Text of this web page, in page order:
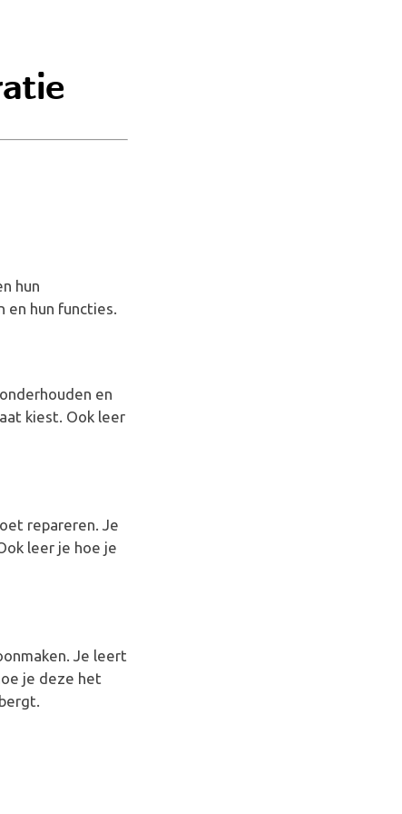
hun
en hun functies.
en
kiest. Ook leer
repareren. Je
leer je hoe je
Je leert
je deze het